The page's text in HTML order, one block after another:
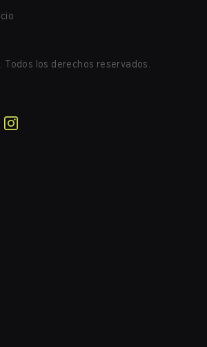
Todos los derechos reservados.